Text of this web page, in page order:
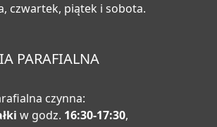
czwartek, piątek i sobota.
PARAFIALNA
czynna:
w godz. 16:30-17:30,